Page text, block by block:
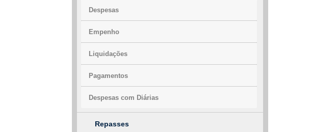
Despesas
Empenho
Liquidações
Pagamentos
Despesas com Diárias
Repasses